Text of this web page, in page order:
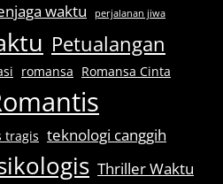
waktu perjalanan jiwa
Petualangan
romansa Romansa Cinta
tragis teknologi canggih
Thriller Waktu